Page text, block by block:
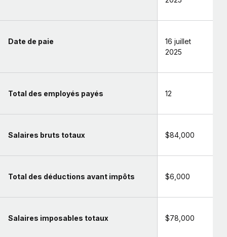
Date de paie
16 juillet
2025
Total des employés payés 12
Salaires bruts totaux $84,000
Total des déductions avant impôts $6,000
Salaires imposables totaux $78,000